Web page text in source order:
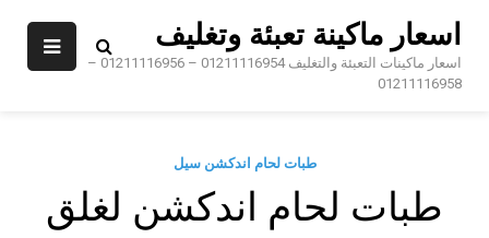
اسعار ماكينة تعبئة وتغليف
اسعار ماكينات التعبئة والتغليف 01211116954 – 01211116956 –
01211116958
طبات لحام اندكشن سيل
طبات لحام اندكشن لغلق